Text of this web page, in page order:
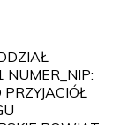
NUMER_NIP: